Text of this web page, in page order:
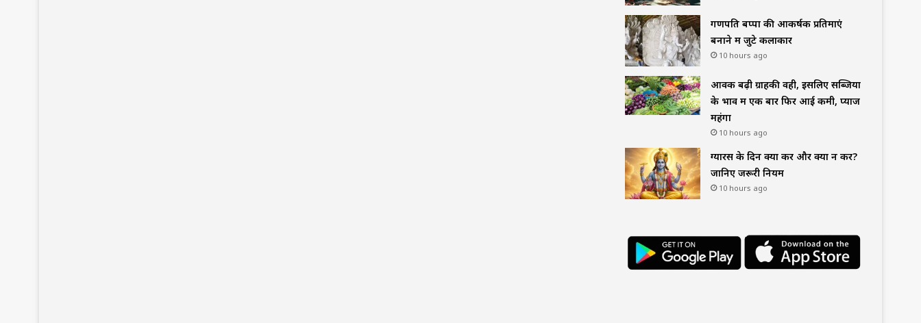
गणपति बप्पा की आकर्षक प्रतिमाएं
बनाने में जुटे कलाकार
10 hours ago
आवक बढ़ी ग्राहकी वही, इसलिए सब्जियों
के भाव में एक बार फिर आई कमी, प्याज
महंगा
10 hours ago
ग्यारस के दिन क्या करें और क्या न करें?
जानिए जरूरी नियम
10 hours ago